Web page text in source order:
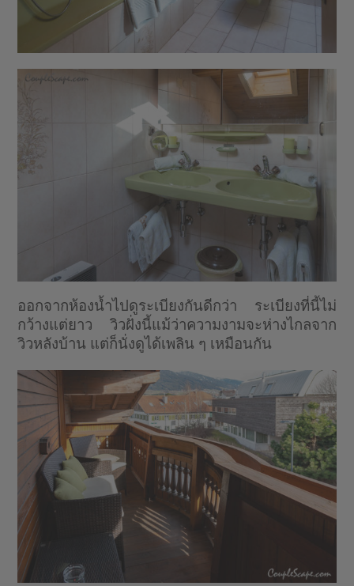
ออกจากห้องน้ำไปดูระเบียงกันดีกว่า ระเบียงที่นี้ไม่
กว้างแต่ยาว วิวฝั่งนี้แม้ว่าความงามจะห่างไกลจาก
วิวหลังบ้าน แต่ก็นั่งดูได้เพลิน ๆ เหมือนกัน